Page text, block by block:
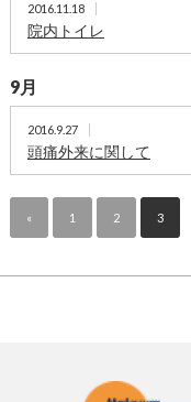
2016.11.18
院内トイレ
9月
2016.9.27
頭痛外来に関して
« 1 2 3